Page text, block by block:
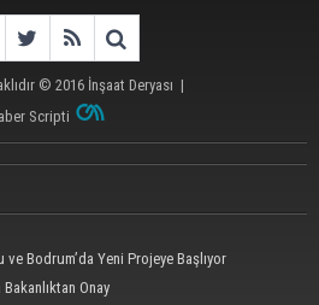
© 2016 İnşaat Deryası |
Scripti
Bodrum’da Yeni Projeye Başlıyor
Bakanlıktan Onay